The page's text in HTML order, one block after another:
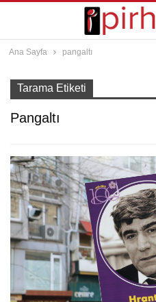
Ana Sayfa pangaltı
Tarama Etiketi
Pangaltı